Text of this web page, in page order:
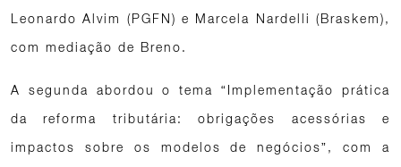
Leonardo Alvim (PGFN) e Marcela Nardelli (Braskem),
com mediação de Breno.
A segunda abordou o tema “Implementação prática
da reforma tributária: obrigações acessórias e
impactos sobre os modelos de negócios”, com a